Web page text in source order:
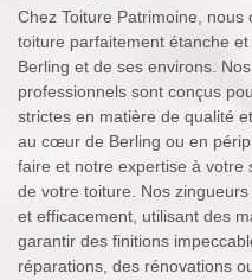
Chez Toiture Patrimoine,
toiture parfaitement étanche
Berling et de ses environs.
professionnels sont conçus
strictes en matière de qualité
au cœur de Berling ou en
faire et notre expertise à votre
de votre toiture. Nos
et efficacement, utilisant des
garantir des finitions
réparations, des rénovations